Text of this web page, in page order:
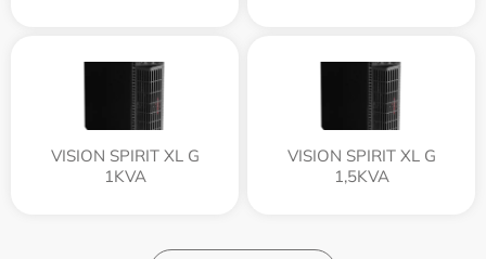
VISION SPIRIT XL G
1KVA
VISION SPIRIT XL G
1,5KVA